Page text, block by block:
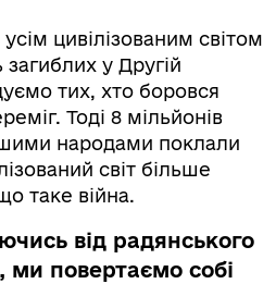
цивілізованим світом
у Другій
тих, хто боровся
Тоді 8 мільйонів
народами поклали
світ більше
таке війна.
від радянського
ми повертаємо собі